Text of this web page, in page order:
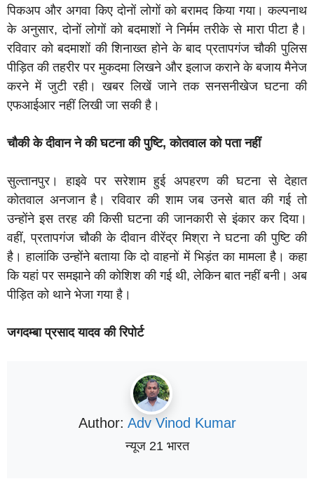
पिकअप और अगवा किए दोनों लोगों को बरामद किया गया। कल्पनाथ
के अनुसार, दोनों लोगों को बदमाशों ने निर्मम तरीके से मारा पीटा है।
रविवार को बदमाशों की शिनाख्त होने के बाद प्रतापगंज चौकी पुलिस
पीड़ित की तहरीर पर मुकदमा लिखने और इलाज कराने के बजाय मैनेज
करने में जुटी रही। खबर लिखें जाने तक सनसनीखेज घटना की
एफआईआर नहीं लिखी जा सकी है।
चौकी के दीवान ने की घटना की पुष्टि, कोतवाल को पता नहीं
सुल्तानपुर। हाइवे पर सरेशाम हुई अपहरण की घटना से देहात
कोतवाल अनजान है। रविवार की शाम जब उनसे बात की गई तो
उन्होंने इस तरह की किसी घटना की जानकारी से इंकार कर दिया।
वहीं, प्रतापगंज चौकी के दीवान वीरेंद्र मिश्रा ने घटना की पुष्टि की
है। हालांकि उन्होंने बताया कि दो वाहनों में भिड़ंत का मामला है। कहा
कि यहां पर समझाने की कोशिश की गई थी, लेकिन बात नहीं बनी। अब
पीड़ित को थाने भेजा गया है।
जगदम्बा प्रसाद यादव की रिपोर्ट
Author: Adv Vinod Kumar
न्यूज 21 भारत